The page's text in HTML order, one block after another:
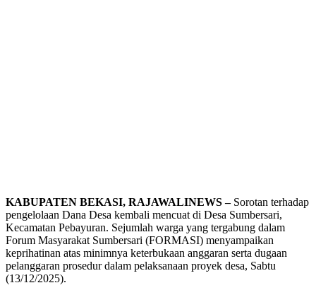
KABUPATEN BEKASI, RAJAWALINEWS – Sorotan terhadap
pengelolaan Dana Desa kembali mencuat di Desa Sumbersari,
Kecamatan Pebayuran. Sejumlah warga yang tergabung dalam
Forum Masyarakat Sumbersari (FORMASI) menyampaikan
keprihatinan atas minimnya keterbukaan anggaran serta dugaan
pelanggaran prosedur dalam pelaksanaan proyek desa, Sabtu
(13/12/2025).